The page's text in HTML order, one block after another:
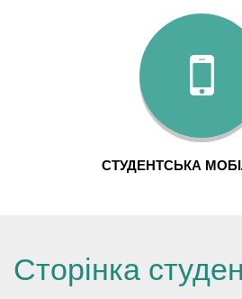
СТУДЕНТСЬКА
Сторінка